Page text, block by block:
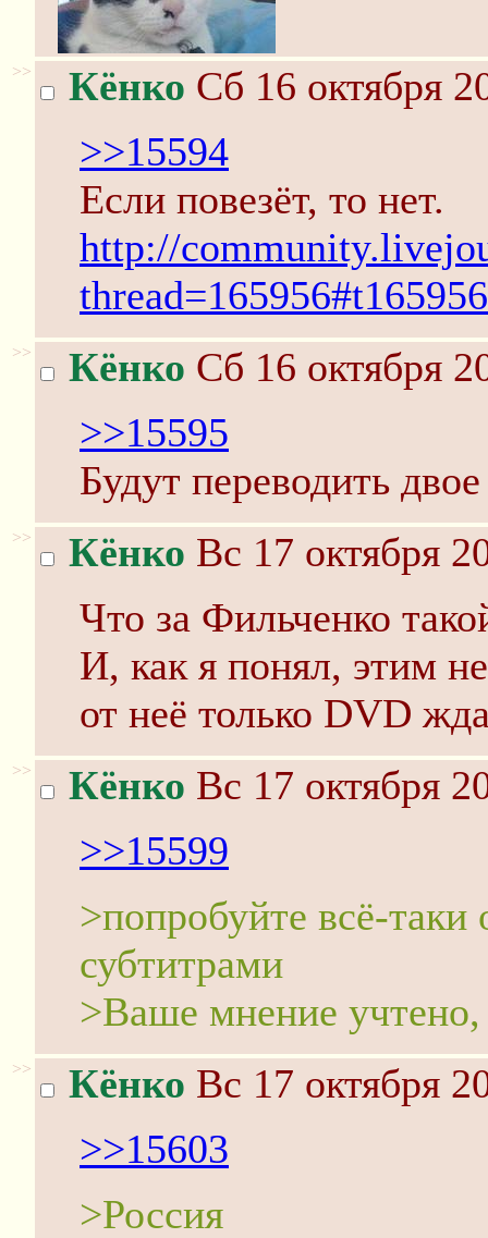
>> Кёнко Сб 16 октября
>>15594
Если повезёт, то нет.
http://
thread=165956#t165956
>> Кёнко Сб 16 октября
>>15595
Будут переводить
>> Кёнко Вс 17 октября
Что за Фильченко
И, как я понял, этим
от неё только DVD
>> Кёнко Вс 17 октября
>>15599
>попробуйте всё-таки
субтитрами
>Ваше мнение учтено,
>> Кёнко Вс 17 октября
>>15603
>Россия